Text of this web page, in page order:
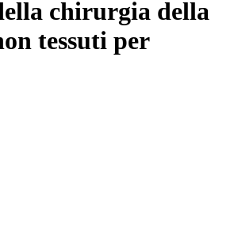
chirurgia della
tessuti per